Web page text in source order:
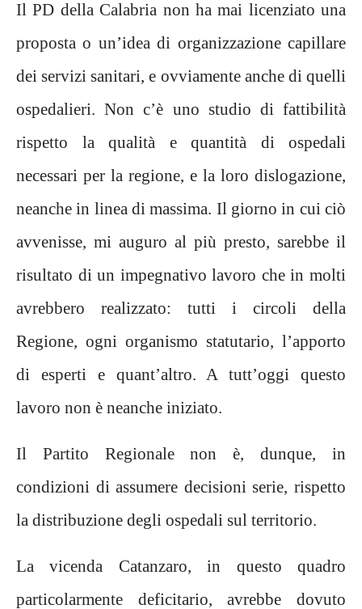
Il PD della Calabria non ha mai licenziato una
proposta o un’idea di organizzazione capillare
dei servizi sanitari, e ovviamente anche di quelli
ospedalieri. Non c’è uno studio di fattibilità
rispetto la qualità e quantità di ospedali
necessari per la regione, e la loro dislogazione,
neanche in linea di massima. Il giorno in cui ciò
avvenisse, mi auguro al più presto, sarebbe il
risultato di un impegnativo lavoro che in molti
avrebbero realizzato: tutti i circoli della
Regione, ogni organismo statutario, l’apporto
di esperti e quant’altro. A tutt’oggi questo
lavoro non è neanche iniziato.
Il Partito Regionale non è, dunque, in
condizioni di assumere decisioni serie, rispetto
la distribuzione degli ospedali sul territorio.
La vicenda Catanzaro, in questo quadro
particolarmente deficitario, avrebbe dovuto